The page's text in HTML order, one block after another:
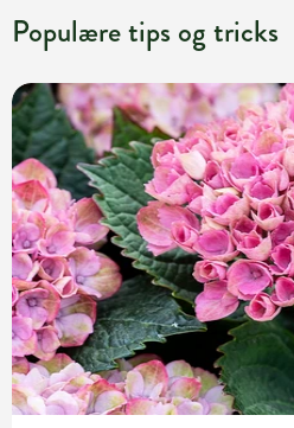
Populære tips og tricks